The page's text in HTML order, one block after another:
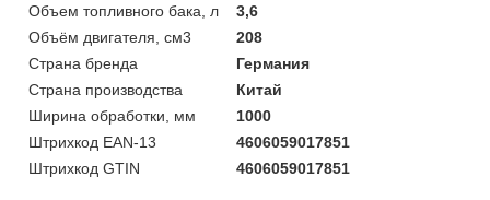
Объем топливного бака, л
3,6
Объём двигателя, см3
208
Страна бренда
Германия
Страна производства
Китай
Ширина обработки, мм
1000
Штрихкод EAN-13
4606059017851
Штрихкод GTIN
4606059017851